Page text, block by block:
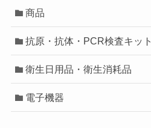
商品
抗原・抗体・PCR検査キット
衛生日用品・衛生消耗品
電子機器